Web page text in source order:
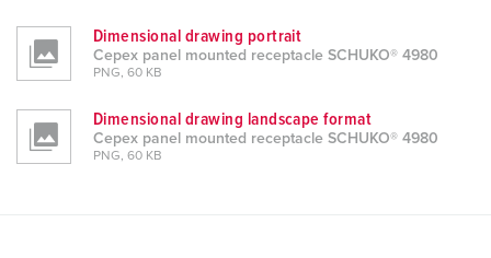
Dimensional drawing portrait
Cepex panel mounted receptacle SCHUKO® 4980
PNG, 60 KB
Dimensional drawing landscape format
Cepex panel mounted receptacle SCHUKO® 4980
PNG, 60 KB